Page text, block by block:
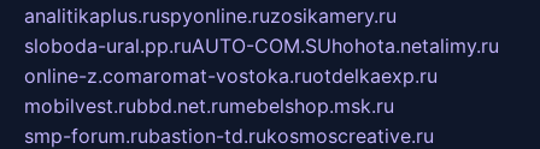
analitikaplus.ruspyonline.ruzosikamery.ru
sloboda-ural.pp.ruAUTO-COM.SUhohota.netalimy.ru
online-z.comaromat-vostoka.ruotdelkaexp.ru
mobilvest.rubbd.net.rumebelshop.msk.ru
smp-forum.rubastion-td.rukosmoscreative.ru